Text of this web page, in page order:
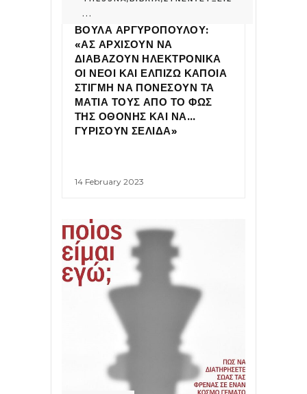
...
ΒΟΥΛΑ ΑΡΓΥΡΟΠΟΥΛΟΥ:
«ΑΣ ΑΡΧΙΣΟΥΝ ΝΑ
ΔΙΑΒΑΖΟΥΝ ΗΛΕΚΤΡΟΝΙΚΑ
ΟΙ ΝΕΟΙ ΚΑΙ ΕΛΠΙΖΩ ΚΑΠΟΙΑ
ΣΤΙΓΜΗ ΝΑ ΠΟΝΕΣΟΥΝ ΤΑ
ΜΑΤΙΑ ΤΟΥΣ ΑΠΟ ΤΟ ΦΩΣ
ΤΗΣ ΟΘΟΝΗΣ ΚΑΙ ΝΑ…
ΓΥΡΙΣΟΥΝ ΣΕΛΙΔΑ»
14 February 2023